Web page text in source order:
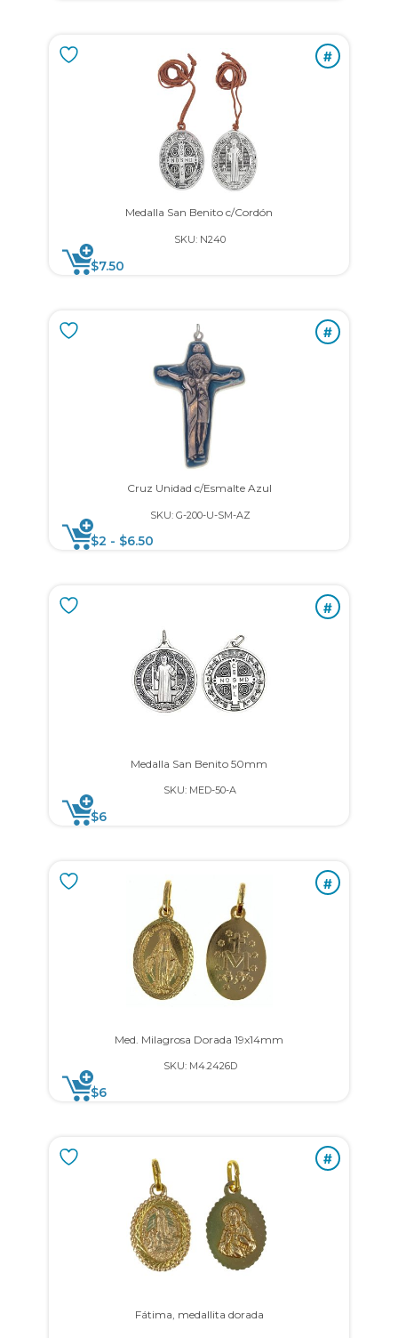
#
Medalla San Benito c/Cordón
SKU: N240
$7.50
#
Cruz Unidad c/Esmalte Azul
SKU: G-200-U-SM-AZ
$2 - $6.50
#
Medalla San Benito 50mm
SKU: MED-50-A
$6
#
Med. Milagrosa Dorada 19x14mm
SKU: M4.2426D
$6
#
Fátima, medallita dorada